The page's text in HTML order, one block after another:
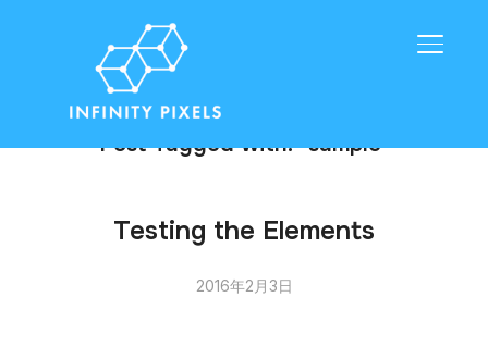
サイド
Post Tagged with: "sample"
Testing the Elements
2016年2月3日